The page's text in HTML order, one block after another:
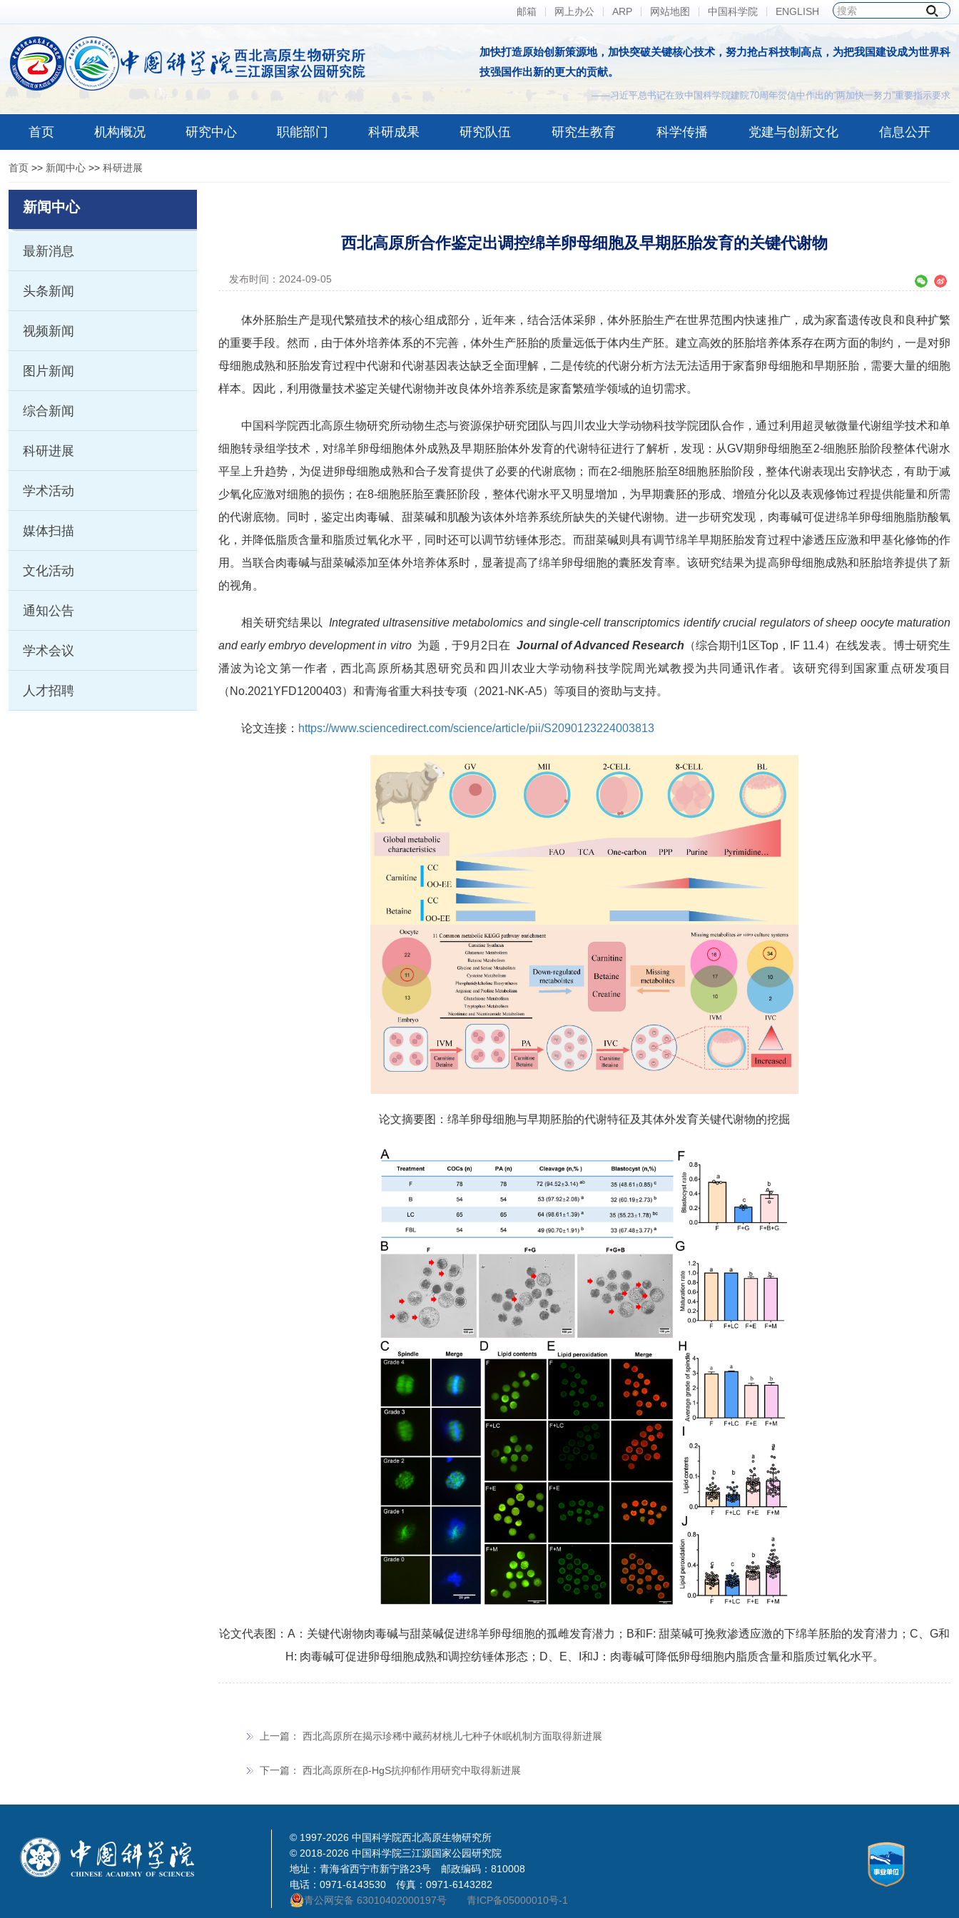
邮箱 网上办公 ARP 网站地图 中国科学院 ENGLISH
加快打造原始创新策源地，加快突破关键核心技术，努力抢占科技制高点，为把我国建设成为世界科
技强国作出新的更大的贡献。
——习近平总书记在致中国科学院建院70周年贺信中作出的“两加快一努力”重要指示要求
首页 机构概况 研究中心 职能部门 科研成果 研究队伍 研究生教育 科学传播 党建与创新文化 信息公开
首页 >> 新闻中心 >> 科研进展
新闻中心
最新消息
头条新闻
视频新闻
图片新闻
综合新闻
科研进展
学术活动
媒体扫描
文化活动
通知公告
学术会议
人才招聘
西北高原所合作鉴定出调控绵羊卵母细胞及早期胚胎发育的关键代谢物
发布时间：2024-09-05
体外胚胎生产是现代繁殖技术的核心组成部分，近年来，结合活体采卵，体外胚胎生产在世界范围内快速推广，成为家畜遗传改良和良种扩繁
的重要手段。然而，由于体外培养体系的不完善，体外生产胚胎的质量远低于体内生产胚。建立高效的胚胎培养体系存在两方面的制约，一是对卵
母细胞成熟和胚胎发育过程中代谢和代谢基因表达缺乏全面理解，二是传统的代谢分析方法无法适用于家畜卵母细胞和早期胚胎，需要大量的细胞
样本。因此，利用微量技术鉴定关键代谢物并改良体外培养系统是家畜繁殖学领域的迫切需求。
中国科学院西北高原生物研究所动物生态与资源保护研究团队与四川农业大学动物科技学院团队合作，通过利用超灵敏微量代谢组学技术和单
细胞转录组学技术，对绵羊卵母细胞体外成熟及早期胚胎体外发育的代谢特征进行了解析，发现：从GV期卵母细胞至2-细胞胚胎阶段整体代谢水
平呈上升趋势，为促进卵母细胞成熟和合子发育提供了必要的代谢底物；而在2-细胞胚胎至8细胞胚胎阶段，整体代谢表现出安静状态，有助于减
少氧化应激对细胞的损伤；在8-细胞胚胎至囊胚阶段，整体代谢水平又明显增加，为早期囊胚的形成、增殖分化以及表观修饰过程提供能量和所需
的代谢底物。同时，鉴定出肉毒碱、甜菜碱和肌酸为该体外培养系统所缺失的关键代谢物。进一步研究发现，肉毒碱可促进绵羊卵母细胞脂肪酸氧
化，并降低脂质含量和脂质过氧化水平，同时还可以调节纺锤体形态。而甜菜碱则具有调节绵羊早期胚胎发育过程中渗透压应激和甲基化修饰的作
用。当联合肉毒碱与甜菜碱添加至体外培养体系时，显著提高了绵羊卵母细胞的囊胚发育率。该研究结果为提高卵母细胞成熟和胚胎培养提供了新
的视角。
相关研究结果以
Integrated ultrasensitive metabolomics and single-cell transcriptomics identify crucial regulators of sheep oocyte maturation
and early embryo development in vitro 为题，于9月2日在 Journal of Advanced Research （综合期刊1区Top，IF 11.4）在线发表。博士研究生
潘波为论文第一作者，西北高原所杨其恩研究员和四川农业大学动物科技学院周光斌教授为共同通讯作者。该研究得到国家重点研发项目
（No.2021YFD1200403）和青海省重大科技专项（2021-NK-A5）等项目的资助与支持。
论文连接： https://www.sciencedirect.com/science/article/pii/S2090123224003813
论文摘要图：绵羊卵母细胞与早期胚胎的代谢特征及其体外发育关键代谢物的挖掘
论文代表图：A：关键代谢物肉毒碱与甜菜碱促进绵羊卵母细胞的孤雌发育潜力；B和F: 甜菜碱可挽救渗透应激的下绵羊胚胎的发育潜力；C、G和
H: 肉毒碱可促进卵母细胞成熟和调控纺锤体形态；D、E、I和J：肉毒碱可降低卵母细胞内脂质含量和脂质过氧化水平。
上一篇： 西北高原所在揭示珍稀中藏药材桃儿七种子休眠机制方面取得新进展
下一篇： 西北高原所在β-HgS抗抑郁作用研究中取得新进展
© 1997-2026 中国科学院西北高原生物研究所
© 2018-2026 中国科学院三江源国家公园研究院
地址：青海省西宁市新宁路23号 邮政编码：810008
电话：0971-6143530 传真：0971-6143282
青公网安备 63010402000197号
青ICP备05000010号-1